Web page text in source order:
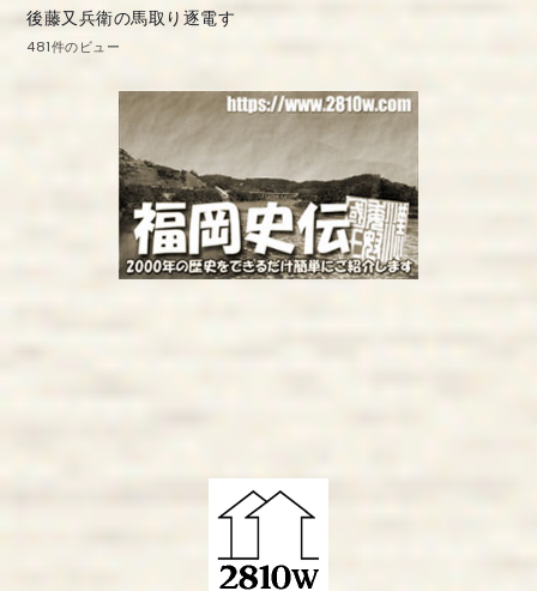
後藤又兵衛の馬取り逐電す
481件のビュー